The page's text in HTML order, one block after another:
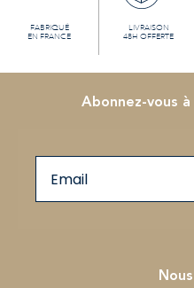
FABRIQUÉ
EN FRANCE
LIVRAISON
48H OFFERTE
Abonnez-vous